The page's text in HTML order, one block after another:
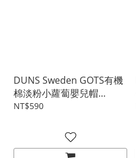
DUNS Sweden GOTS有機
棉淡粉小蘿蔔嬰兒帽
2M~18M
NT$590